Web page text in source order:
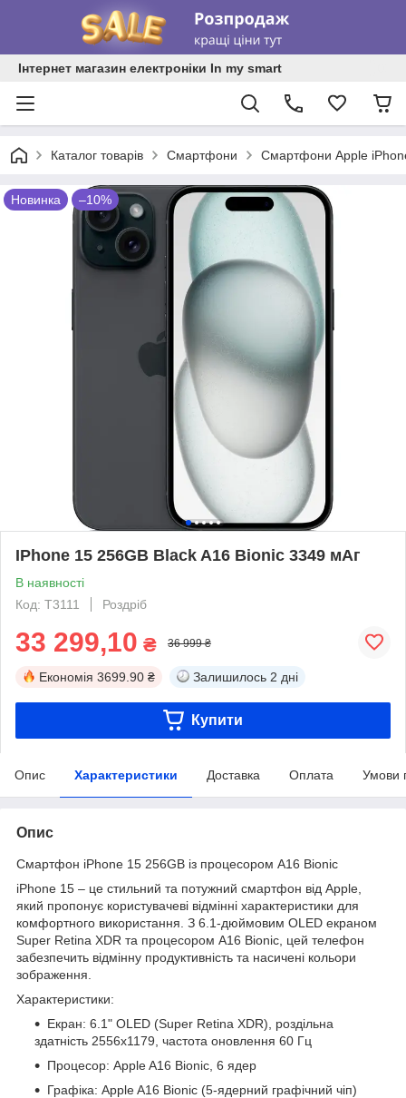
Інтернет магазин електроніки In my smart
Каталог товарів Смартфони Смартфони Apple
Новинка –10%
IPhone 15 256GB Black A16 Bionic 3349 мАг
В наявності
Код: T3111
Роздріб
33 299,10 ₴ 36 999 ₴
Економія 3699.90 ₴ Залишилось 2 дні
Купити
Опис Характеристики Доставка Оплата Умови
Опис
Смартфон iPhone 15 256GB із процесором A16 Bionic
iPhone 15 – це стильний та потужний смартфон від Apple,
який пропонує користувачеві відмінні характеристики для
комфортного використання. З 6.1-дюймовим OLED екраном
Super Retina XDR та процесором A16 Bionic, цей телефон
забезпечить відмінну продуктивність та насичені кольори
зображення.
Характеристики:
Екран: 6.1" OLED (Super Retina XDR), роздільна
здатність 2556x1179, частота оновлення 60 Гц
Процесор: Apple A16 Bionic, 6 ядер
Графіка: Apple A16 Bionic (5-ядерний графічний чіп)